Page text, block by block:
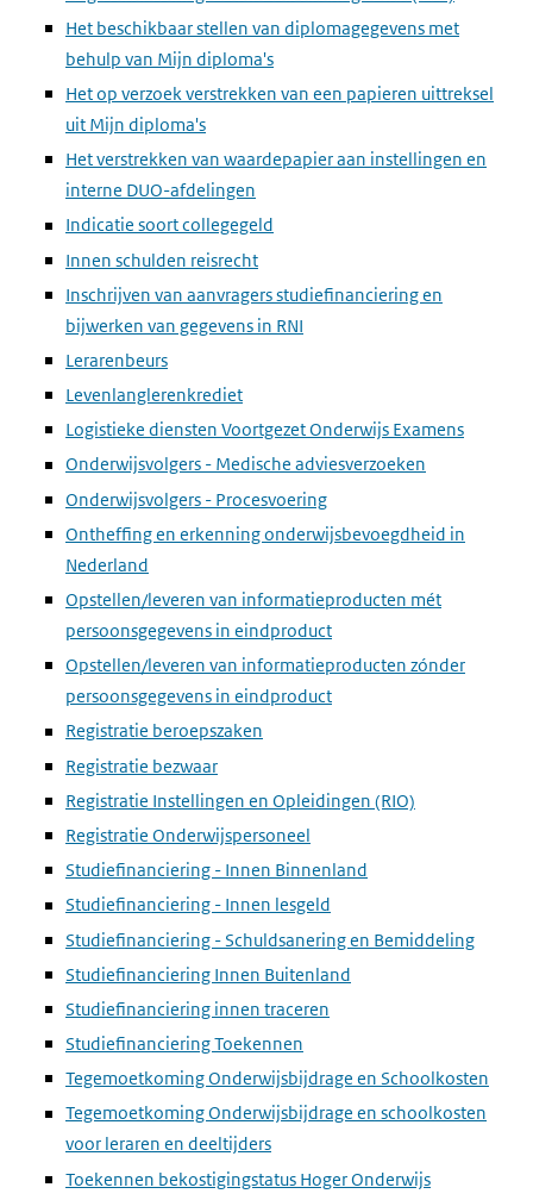
Het beschikbaar stellen van diplomagegevens met
behulp van Mijn diploma's
Het op verzoek verstrekken van een papieren uittreksel
uit Mijn diploma's
Het verstrekken van waardepapier aan instellingen en
interne DUO-afdelingen
Indicatie soort collegegeld
Innen schulden reisrecht
Inschrijven van aanvragers studiefinanciering en
bijwerken van gegevens in RNI
Lerarenbeurs
Levenlanglerenkrediet
Logistieke diensten Voortgezet Onderwijs Examens
Onderwijsvolgers - Medische adviesverzoeken
Onderwijsvolgers - Procesvoering
Ontheffing en erkenning onderwijsbevoegdheid in
Nederland
Opstellen/leveren van informatieproducten mét
persoonsgegevens in eindproduct
Opstellen/leveren van informatieproducten zónder
persoonsgegevens in eindproduct
Registratie beroepszaken
Registratie bezwaar
Registratie Instellingen en Opleidingen (RIO)
Registratie Onderwijspersoneel
Studiefinanciering - Innen Binnenland
Studiefinanciering - Innen lesgeld
Studiefinanciering - Schuldsanering en Bemiddeling
Studiefinanciering Innen Buitenland
Studiefinanciering innen traceren
Studiefinanciering Toekennen
Tegemoetkoming Onderwijsbijdrage en Schoolkosten
Tegemoetkoming Onderwijsbijdrage en schoolkosten
voor leraren en deeltijders
Toekennen bekostigingstatus Hoger Onderwijs